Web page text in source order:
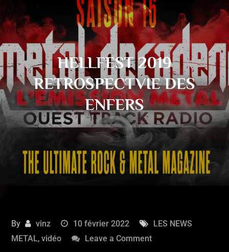
HELLFEST 2019
RETROSPECTVIE DES
ENFERS
By vinz 10 février 2022
LES NEWS
METAL,vidéo Leave a Comment